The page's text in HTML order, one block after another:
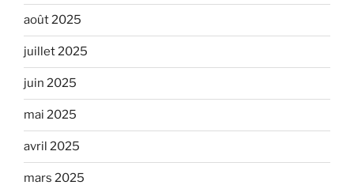
août 2025
juillet 2025
juin 2025
mai 2025
avril 2025
mars 2025